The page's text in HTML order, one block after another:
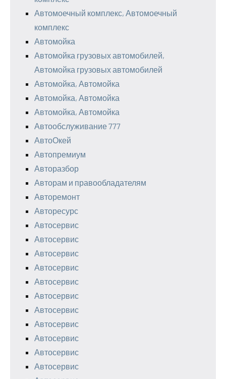
Автомоечный комплекс, Автомоечный
комплекс
Автомойка
Автомойка грузовых автомобилей,
Автомойка грузовых автомобилей
Автомойка, Автомойка
Автомойка, Автомойка
Автомойка, Автомойка
Автообслуживание 777
АвтоОкей
Автопремиум
Авторазбор
Авторам и правообладателям
Авторемонт
Авторесурс
Автосервис
Автосервис
Автосервис
Автосервис
Автосервис
Автосервис
Автосервис
Автосервис
Автосервис
Автосервис
Автосервис